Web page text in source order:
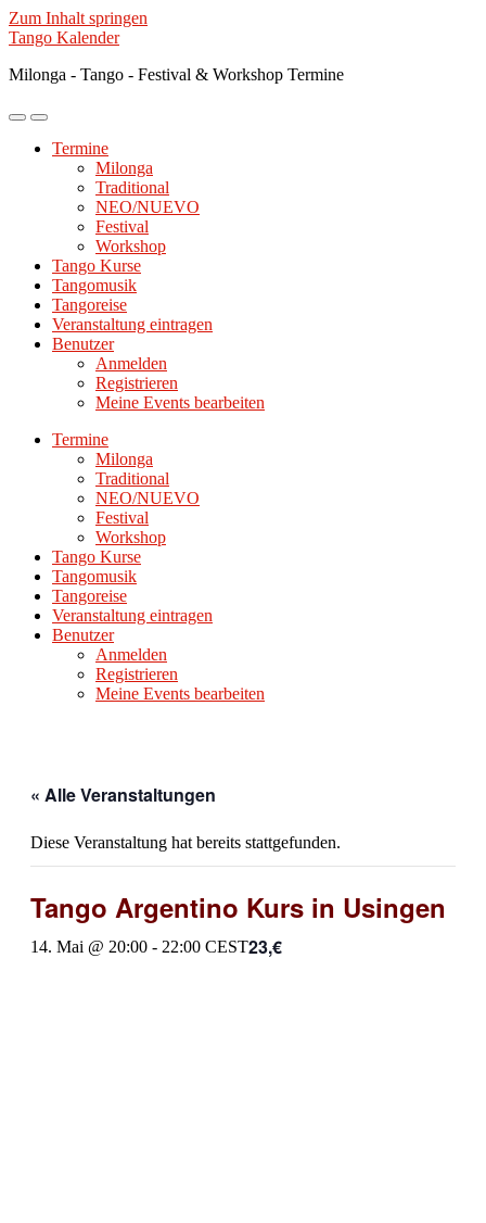
Zum Inhalt springen
Tango Kalender
Milonga - Tango - Festival & Workshop Termine
Mobile-
ein-/ausblenden
Suchfeld
ein-/ausblenden
Termine
Milonga
Traditional
NEO/NUEVO
Festival
Workshop
Tango Kurse
Tangomusik
Tangoreise
Veranstaltung eintragen
Benutzer
Anmelden
Registrieren
Meine Events bearbeiten
Termine
Milonga
Traditional
NEO/NUEVO
Festival
Workshop
Tango Kurse
Tangomusik
Tangoreise
Veranstaltung eintragen
Benutzer
Anmelden
Registrieren
Meine Events bearbeiten
« Alle Veranstaltungen
Diese Veranstaltung hat bereits stattgefunden.
Tango Argentino Kurs in Usingen
14. Mai @ 20:00 - 22:00 CEST23,€